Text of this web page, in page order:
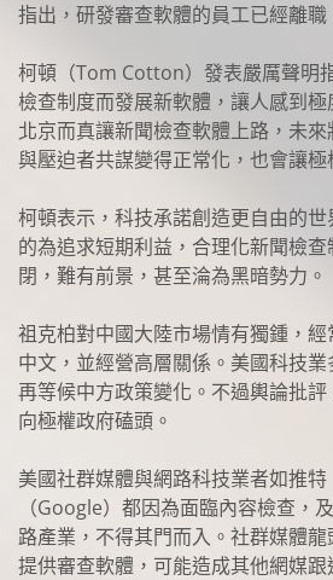
指出，研發審查軟體的員工已經離職
柯頓（Tom Cotton）發表嚴厲聲明
檢查制度而發展新軟體，讓人感到
北京而真讓新聞檢查軟體上路，未
與壓迫者共謀變得正常化，也會讓極
柯頓表示，科技承諾創造更自由的
的為追求短期利益，合理化新聞檢
閉，難有前景，甚至淪為黑暗勢力。
祖克柏對中國大陸市場情有獨鍾，
中文，並經營高層關係。美國科技業
再等候中方政策變化。不過輿論批
向極權政府磕頭。
美國社群媒體與網路科技業者如推
（Google）都因為面臨內容檢查，
路產業，不得其門而入。社群媒體
提供審查軟體，可能造成其他網媒跟